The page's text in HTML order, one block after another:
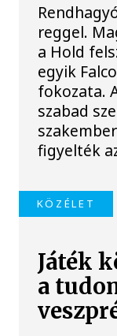
reggel.
a Hold
egyik
fokozata.
szabad
figyelték
KÖZÉLET
Játék
a